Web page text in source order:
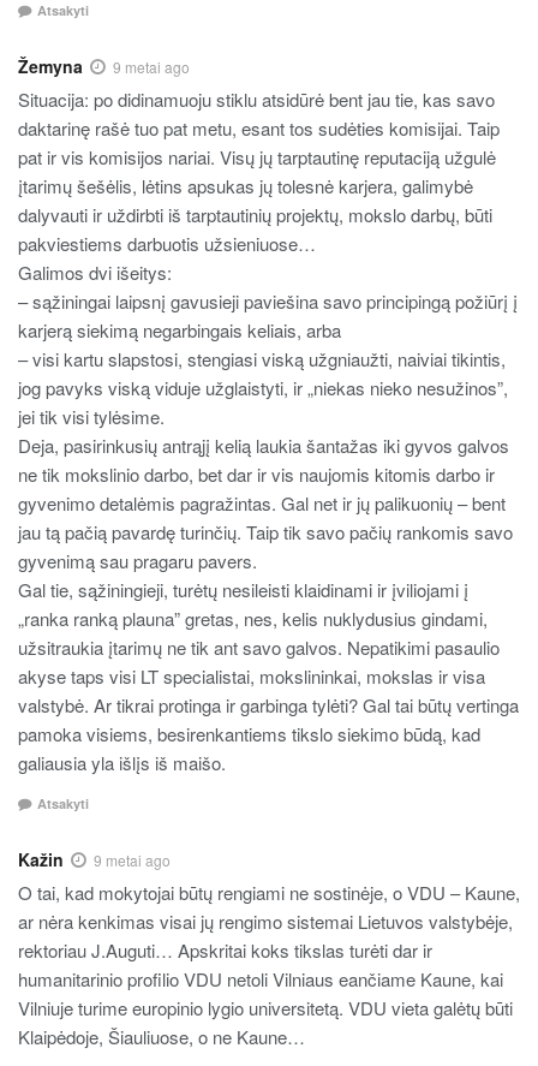
Atsakyti
Žemyna 9 metai ago
Situacija: po didinamuoju stiklu atsidūrė bent jau tie, kas savo
daktarinę rašė tuo pat metu, esant tos sudėties komisijai. Taip
pat ir vis komisijos nariai. Visų jų tarptautinę reputaciją užgulė
įtarimų šešėlis, lėtins apsukas jų tolesnė karjera, galimybė
dalyvauti ir uždirbti iš tarptautinių projektų, mokslo darbų, būti
pakviestiems darbuotis užsieniuose…
Galimos dvi išeitys:
– sąžiningai laipsnį gavusieji paviešina savo principingą požiūrį į
karjerą siekimą negarbingais keliais, arba
– visi kartu slapstosi, stengiasi viską užgniaužti, naiviai tikintis,
jog pavyks viską viduje užglaistyti, ir „niekas nieko nesužinos”,
jei tik visi tylėsime.
Deja, pasirinkusių antrąjį kelią laukia šantažas iki gyvos galvos
ne tik mokslinio darbo, bet dar ir vis naujomis kitomis darbo ir
gyvenimo detalėmis pagražintas. Gal net ir jų palikuonių – bent
jau tą pačią pavardę turinčių. Taip tik savo pačių rankomis savo
gyvenimą sau pragaru pavers.
Gal tie, sąžiningieji, turėtų nesileisti klaidinami ir įviliojami į
„ranka ranką plauna” gretas, nes, kelis nuklydusius gindami,
užsitraukia įtarimų ne tik ant savo galvos. Nepatikimi pasaulio
akyse taps visi LT specialistai, mokslininkai, mokslas ir visa
valstybė. Ar tikrai protinga ir garbinga tylėti? Gal tai būtų vertinga
pamoka visiems, besirenkantiems tikslo siekimo būdą, kad
galiausia yla išlįs iš maišo.
Atsakyti
Kažin 9 metai ago
O tai, kad mokytojai būtų rengiami ne sostinėje, o VDU – Kaune,
ar nėra kenkimas visai jų rengimo sistemai Lietuvos valstybėje,
rektoriau J.Auguti… Apskritai koks tikslas turėti dar ir
humanitarinio profilio VDU netoli Vilniaus eančiame Kaune, kai
Vilniuje turime europinio lygio universitetą. VDU vieta galėtų būti
Klaipėdoje, Šiauliuose, o ne Kaune…